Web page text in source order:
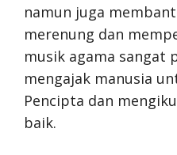
namun juga
merenung dan
musik agama sangat
mengajak manusia
Pencipta dan
baik.